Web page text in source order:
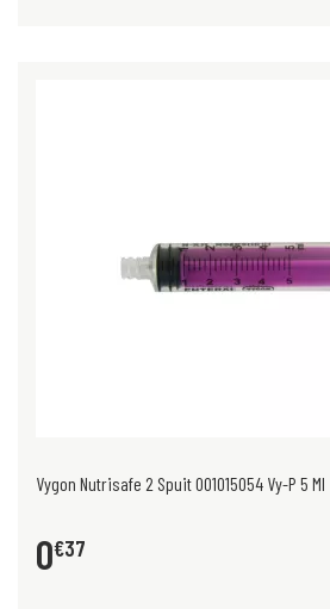
Vygon Nutrisafe 2 Spuit 001015054 Vy-P 5 Ml
0€37